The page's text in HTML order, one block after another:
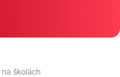
na školách